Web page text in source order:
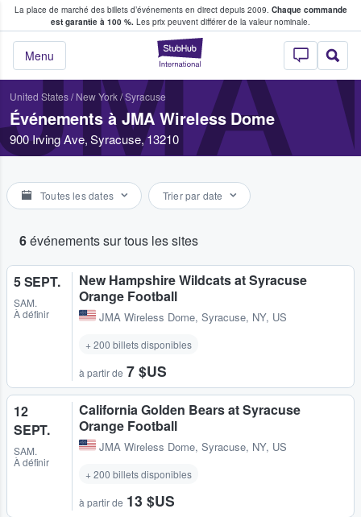
La place de marché des billets d’événements en direct depuis 2009. Chaque commande
est garantie à 100 %. Les prix peuvent différer de la valeur nominale.
StubHub - Où
Menu
fans achètent et vendent des billets
United States/ New York/Syracuse
Événements à JMA Wireless Dome
900 Irving Ave, Syracuse, 13210
Toutes les dates Trier par date
6événements sur tous les sites
5 SEPT.
SAM.
À définir
New Hampshire Wildcats at Syracuse
Orange Football
JMA Wireless Dome, Syracuse, NY, US
+ 200 billets disponibles
à partir de 7 $US
12
SEPT.
SAM.
À définir
California Golden Bears at Syracuse
Orange Football
JMA Wireless Dome, Syracuse, NY, US
+ 200 billets disponibles
à partir de 13 $US